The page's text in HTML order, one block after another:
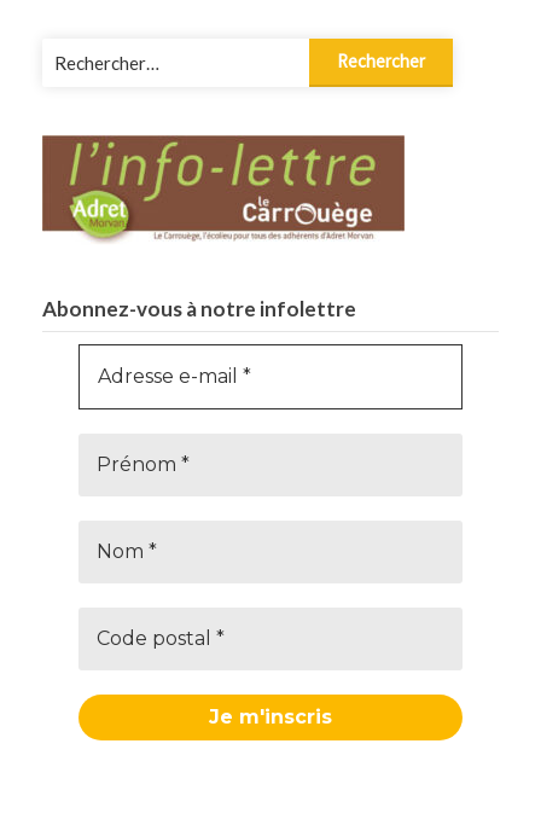
Abonnez-vous à notre infolettre